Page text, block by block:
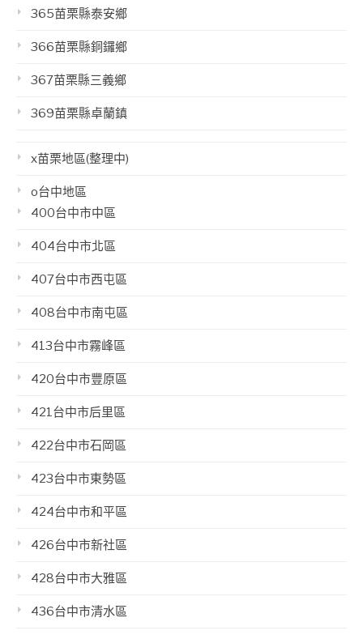
365苗栗縣泰安鄉
366苗栗縣銅鑼鄉
367苗栗縣三義鄉
369苗栗縣卓蘭鎮
x苗栗地區(整理中)
o台中地區
400台中市中區
404台中市北區
407台中市西屯區
408台中市南屯區
413台中市霧峰區
420台中市豐原區
421台中市后里區
422台中市石岡區
423台中市東勢區
424台中市和平區
426台中市新社區
428台中市大雅區
436台中市清水區